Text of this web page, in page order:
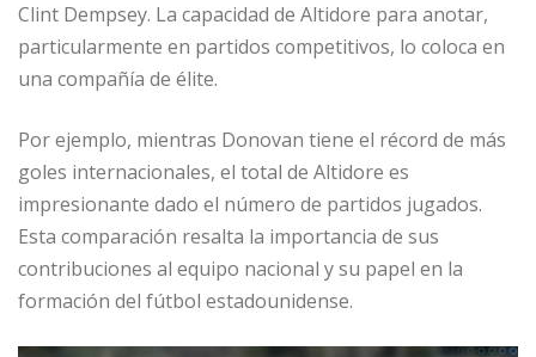
Clint Dempsey. La capacidad de Altidore para anotar,
particularmente en partidos competitivos, lo coloca en
una compañía de élite.
Por ejemplo, mientras Donovan tiene el récord de más
goles internacionales, el total de Altidore es
impresionante dado el número de partidos jugados.
Esta comparación resalta la importancia de sus
contribuciones al equipo nacional y su papel en la
formación del fútbol estadounidense.